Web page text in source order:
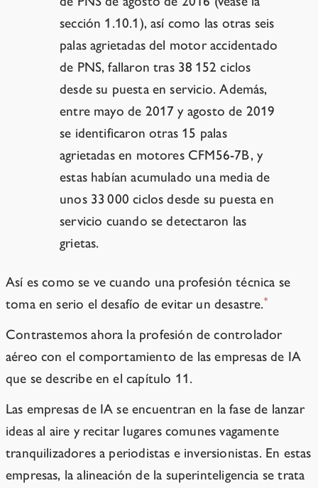
sección 1.10.1), así como las otras seis
palas agrietadas del motor accidentado
de PNS, fallaron tras 38 152 ciclos
desde su puesta en servicio. Además,
entre mayo de 2017 y agosto de 2019
se identificaron otras 15 palas
agrietadas en motores CFM56-7B, y
estas habían acumulado una media de
unos 33 000 ciclos desde su puesta en
servicio cuando se detectaron las
grietas.
Así es como se ve cuando una profesión técnica se
toma en serio el desafío de evitar un desastre.*
Contrastemos ahora la profesión de controlador
aéreo con el comportamiento de las empresas de IA
que se describe en el capítulo 11.
Las empresas de IA se encuentran en la fase de lanzar
ideas al aire y recitar lugares comunes vagamente
tranquilizadores a periodistas e inversionistas. En estas
empresas, la alineación de la superinteligencia se trata